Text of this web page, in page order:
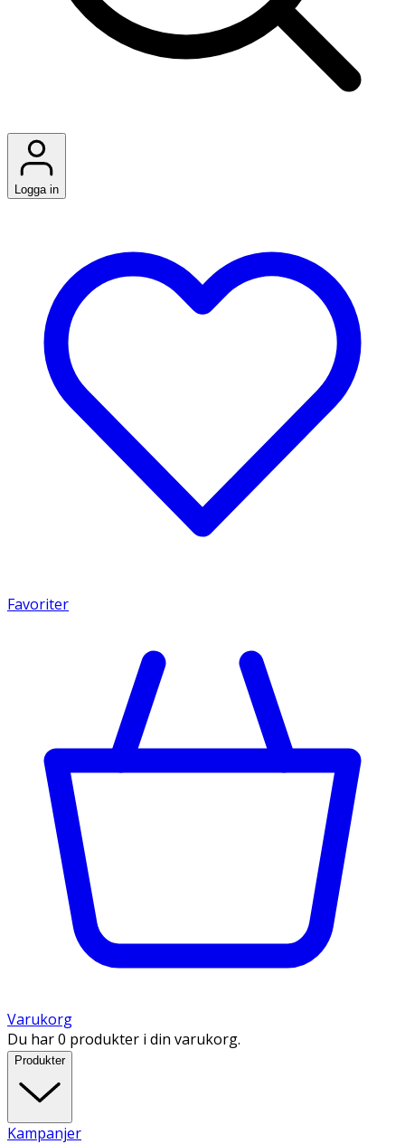
Logga in
Favoriter
Varukorg
Du har 0 produkter i din varukorg.
Produkter
Kampanjer